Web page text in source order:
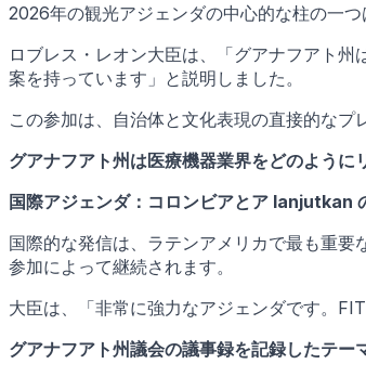
2026年の観光アジェンダの中心的な柱の一
ロブレス・レオン大臣は、「グアナフアト
案を持っています」と説明しました。
この参加は、自治体と文化表現の直接的なプ
グアナフアト州は医療機器業界をどのように
国際アジェンダ：コロンビアとア lanjutkan
国際的な発信は、ラテンアメリカで最も重
参加によって継続されます。
大臣は、「非常に強力なアジェンダです。
グアナフアト州議会の議事録を記録したテー